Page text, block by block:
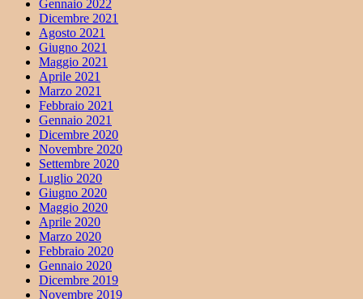
Gennaio 2022
Dicembre 2021
Agosto 2021
Giugno 2021
Maggio 2021
Aprile 2021
Marzo 2021
Febbraio 2021
Gennaio 2021
Dicembre 2020
Novembre 2020
Settembre 2020
Luglio 2020
Giugno 2020
Maggio 2020
Aprile 2020
Marzo 2020
Febbraio 2020
Gennaio 2020
Dicembre 2019
Novembre 2019